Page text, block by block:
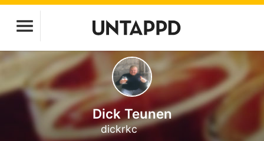
Dick Teunen
dickrkc